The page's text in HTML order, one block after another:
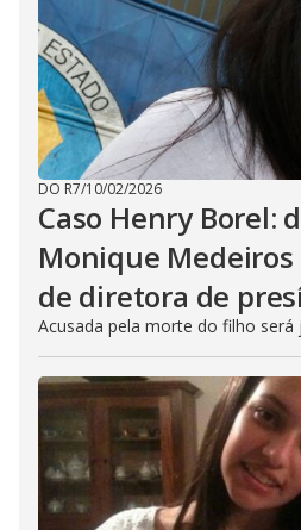
DO R7/10/02/2026
Caso Henry Borel:
Monique
de diretora de
Acusada pela morte do filho